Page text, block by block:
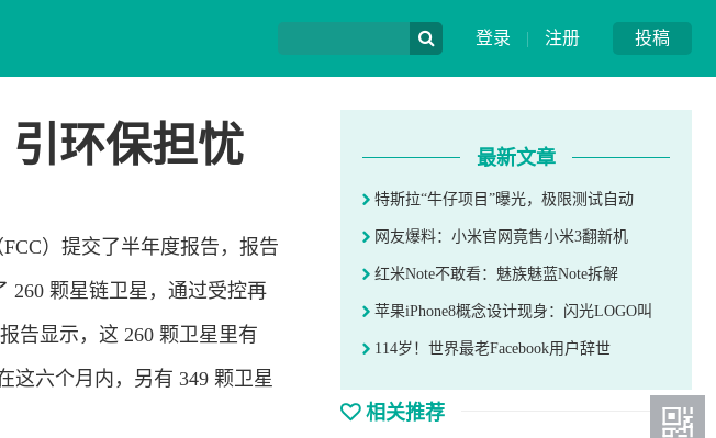
投稿
登录 | 注册
环保担忧
）提交了半年度报告，报告
260 颗星链卫星，通过受控再
告显示，这 260 颗卫星里有
这六个月内，另有 349 颗卫星
最新文章
特斯拉“牛仔项目”曝光，极限测试自动
网友爆料：小米官网竟售小米3翻新机
红米Note不敢看：魅族魅蓝Note拆解
苹果iPhone8概念设计现身：闪光LOGO叫
114岁！世界最老Facebook用户辞世
相关推荐